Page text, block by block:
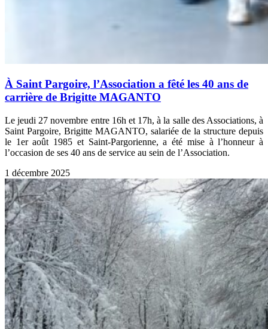
À Saint Pargoire, l’Association a fêté les 40 ans de
carrière de Brigitte MAGANTO
Le jeudi 27 novembre entre 16h et 17h, à la salle des Associations, à
Saint Pargoire, Brigitte MAGANTO, salariée de la structure depuis
le 1er août 1985 et Saint-Pargorienne, a été mise à l’honneur à
l’occasion de ses 40 ans de service au sein de l’Association.
1 décembre 2025